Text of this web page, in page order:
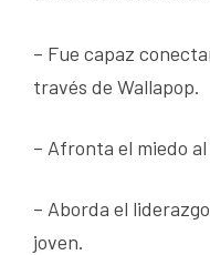
– Fue capaz
través de Wallapop.
– Afronta el miedo
– Aborda el
joven.